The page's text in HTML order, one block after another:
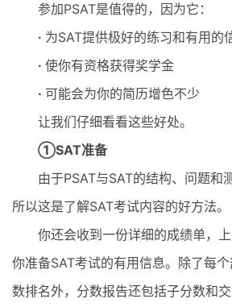
参加PSAT是值得的，因为它：
· 为SAT提供极好的练习和有用的
· 使你有资格获得奖学金
· 可能会为你的简历增色不少
让我们仔细看看这些好处。
①SAT准备
由于PSAT与SAT的结构、问题和测
所以这是了解SAT考试内容的好方法。
你还会收到一份详细的成绩单，上
你准备SAT考试的有用信息。除了每
数排名外，分数报告还包括子分数和